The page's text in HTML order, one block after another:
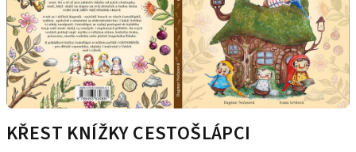
KŘEST KNÍŽKY CESTOŠLÁPCI